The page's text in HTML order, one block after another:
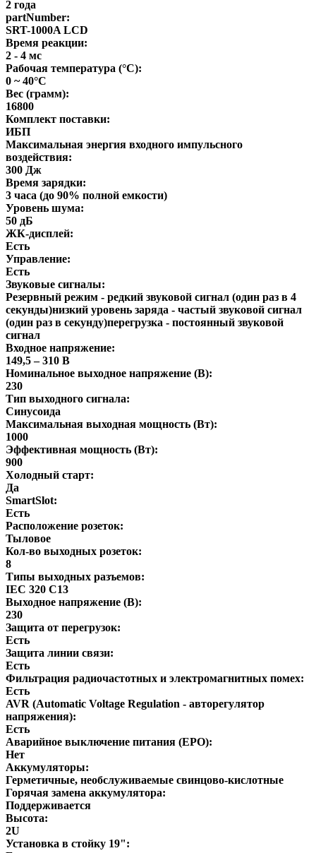
2 года
partNumber:
SRT-1000A LCD
Время реакции:
2 - 4 мс
Рабочая температура (°C):
0 ~ 40°C
Вес (грамм):
16800
Комплект поставки:
ИБП
Максимальная энергия входного импульсного
воздействия:
300 Дж
Время зарядки:
3 часа (до 90% полной емкости)
Уровень шума:
50 дБ
ЖК-дисплей:
Есть
Управление:
Есть
Звуковые сигналы:
Резервный режим - редкий звуковой сигнал (один раз в 4
секунды)низкий уровень заряда - частый звуковой сигнал
(один раз в секунду)перегрузка - постоянный звуковой
сигнал
Входное напряжение:
149,5 – 310 В
Номинальное выходное напряжение (В):
230
Тип выходного сигнала:
Синусоида
Максимальная выходная мощность (Вт):
1000
Эффективная мощность (Вт):
900
Холодный старт:
Да
SmartSlot:
Есть
Расположение розеток:
Тыловое
Кол-во выходных розеток:
8
Типы выходных разъемов:
IEC 320 C13
Выходное напряжение (В):
230
Защита от перегрузок:
Есть
Защита линии связи:
Есть
Фильтрация радиочастотных и электромагнитных помех:
Есть
AVR (Automatic Voltage Regulation - авторегулятор
напряжения):
Есть
Аварийное выключение питания (EPO):
Нет
Аккумуляторы:
Герметичные, необслуживаемые свинцово-кислотные
Горячая замена аккумулятора:
Поддерживается
Высота:
2U
Установка в стойку 19":